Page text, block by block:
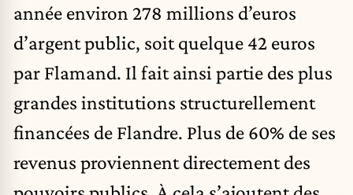
année environ 278 millions d’euros
d’argent public, soit quelque 42 euros
par Flamand. Il fait ainsi partie des plus
grandes institutions structurellement
financées de Flandre. Plus de 60% de ses
revenus proviennent directement des